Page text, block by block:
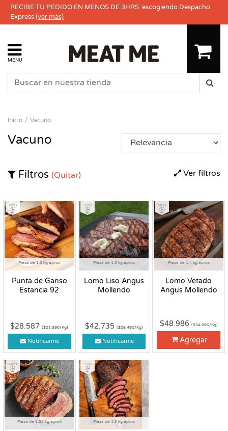
RECIBE TU PEDIDO EN MENOS DE 3HRS. escogiendo Despacho
Express(ver más)
MENU
Inicio Vacuno
Vacuno
Ver filtros
Filtros (Quitar)
Pieza de 1.3 kg aprox
Punta de Ganso
Estancia 92
Fresco
$28.587($21.990/Kg)
Notificarme
Pieza de 1.5 kg aprox
Lomo Liso Angus
Mollendo
Fresco
$42.735 ($28.490/Kg)
Notificarme
Pieza de 1.4 kg aprox
Lomo Vetado
Angus Mollendo
Fresco
$48.986 ($34.990/Kg)
Agregar
Pieza de 1.35 kg aprox
Fresco
Pieza de 1.3 kg aprox
Fresco